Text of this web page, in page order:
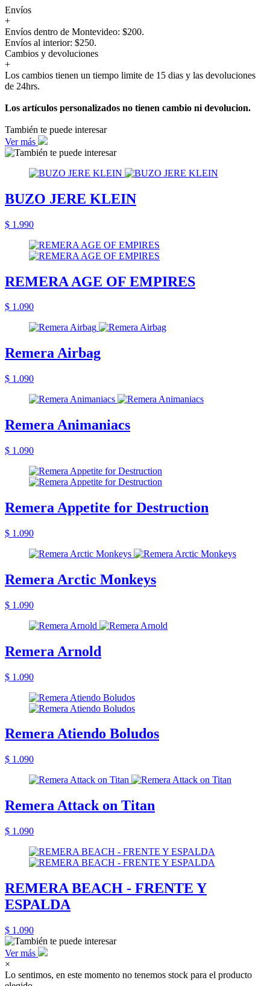
Envíos
+
Envíos dentro de Montevideo: $200.
Envíos al interior: $250.
Cambios y devoluciones
+
Los cambios tienen un tiempo limite de 15 dias y las devoluciones
de 24hrs.
Los artículos personalizados no tienen cambio ni devolucion.
También te puede interesar
Ver más
BUZO JERE KLEIN
$ 1.990
REMERA AGE OF EMPIRES
$ 1.090
Remera Airbag
$ 1.090
Remera Animaniacs
$ 1.090
Remera Appetite for Destruction
$ 1.090
Remera Arctic Monkeys
$ 1.090
Remera Arnold
$ 1.090
Remera Atiendo Boludos
$ 1.090
Remera Attack on Titan
$ 1.090
REMERA BEACH - FRENTE Y
ESPALDA
$ 1.090
Ver más
×
Lo sentimos, en este momento no tenemos stock para el producto